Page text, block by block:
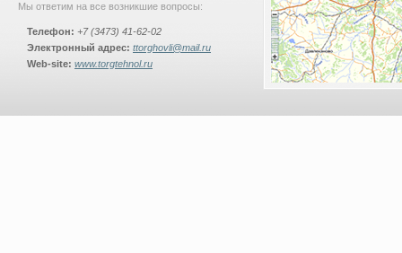
Мы ответим на все возникшие вопросы:
Телефон: +7 (3473) 41-62-02
Электронный адрес: ttorghovli@mail.ru
Web-site: www.torgtehnol.ru